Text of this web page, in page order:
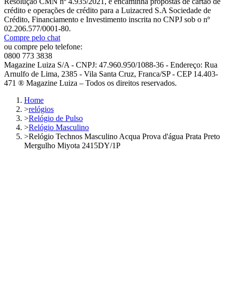
crédito e operações de crédito para a Luizacred S.A Sociedade de
Crédito, Financiamento e Investimento inscrita no CNPJ sob o nº
02.206.577/0001-80.
Compre pelo chat
ou compre pelo telefone:
0800 773 3838
Magazine Luiza S/A - CNPJ: 47.960.950/1088-36 - Endereço: Rua
Arnulfo de Lima, 2385 - Vila Santa Cruz, Franca/SP - CEP 14.403-
471 ® Magazine Luiza – Todos os direitos reservados.
Home
>relógios
>Relógio de Pulso
>Relógio Masculino
>Relógio Technos Masculino Acqua Prova d'água Prata Preto
Mergulho Miyota 2415DY/1P